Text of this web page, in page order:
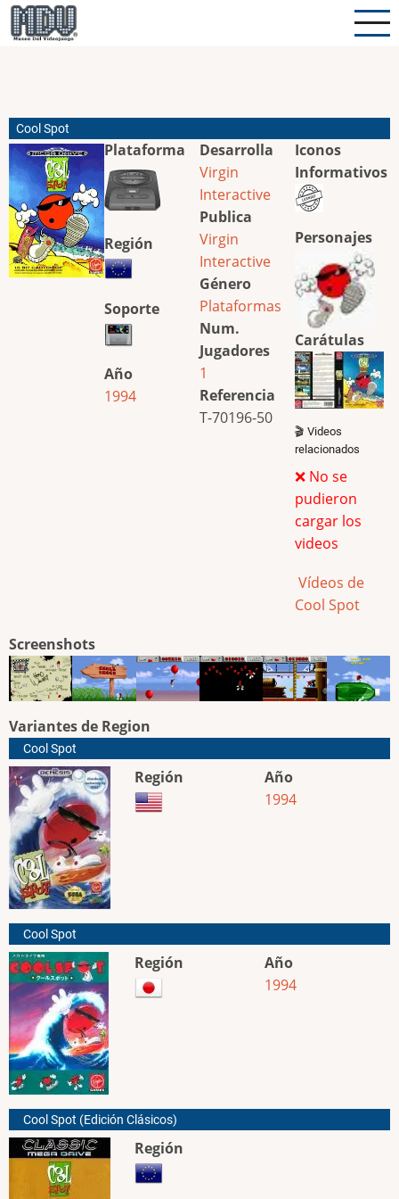
Pasar
al
Cool Spot
Plataforma
Región
Soporte
Año
1994
Desarrolla
Virgin
Interactive
Publica
Virgin
Interactive
Género
Plataformas
Num.
Jugadores
1
Referencia
T-70196-50
Iconos
Informativos
Personajes
Carátulas
🎬 Videos
relacionados
❌ No se
pudieron
cargar los
videos
Vídeos de
Cool Spot
Screenshots
Variantes de Region
Cool Spot
Región
Año
1994
Cool Spot
Región
Año
1994
Cool Spot (Edición Clásicos)
Región